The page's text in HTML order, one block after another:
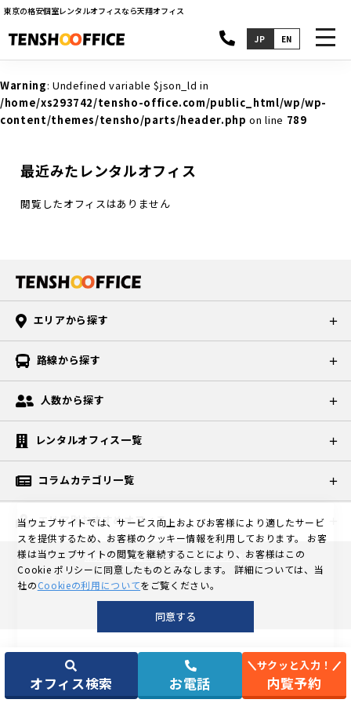
Warning: Undefined variable $json_ld in
/home/xs293742/tensho-office.com/public_html/wp/wp-
content/themes/tensho/parts/header.php on line 789
東京の格安個室レンタルオフィスなら天翔オフィス
JP EN
オフィス検索 お電話
サクッと入力！
内覧予約
最近みたレンタルオフィス
閲覧したオフィスはありません
エリアから探す
路線から探す
人数から探す
レンタルオフィス一覧
コラムカテゴリ一覧
エリア別おすすめオフィス
©東京の格安個室レンタルオフィスなら天翔オフィス
当ウェブサイトでは、サービス向上およびお客様により適したサービ
スを提供するため、お客様のクッキー情報を利用しております。
お客
様は当ウェブサイトの閲覧を継続することにより、お客様はこの
Cookie ポリシーに同意したものとみなします。
詳細については、当
社のCookieの利用についてをご覧ください。
同意する